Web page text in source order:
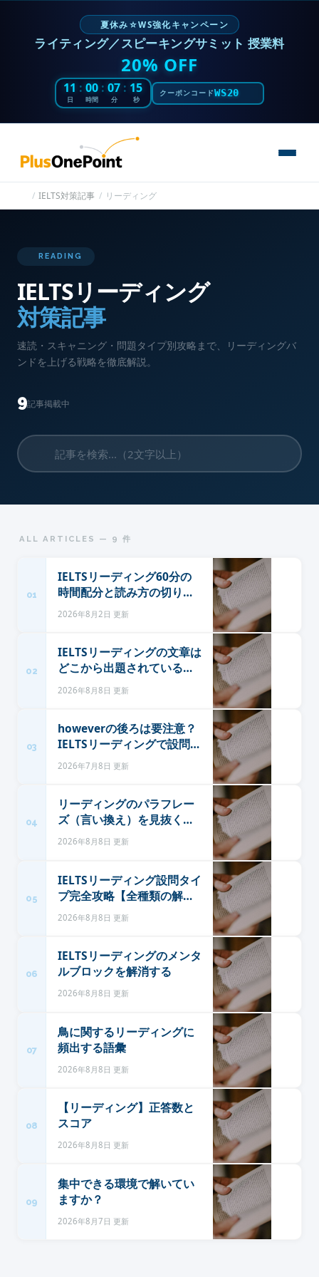
夏休み☆WS強化キャンペーン
ライティング／スピーキングサミット 授業料
20% OFF
11
日
: 00
時間
: 07
分
: 15
秒
クーポンコードWS20
IELTS対策記事 リーディング
READING
IELTSリーディング
対策記事
速読・スキャニング・問題タイプ別攻略まで、リーディングバ
ンドを上げる戦略を徹底解説。
9記事掲載中
ALL ARTICLES — 9 件
01
IELTSリーディング60分の
時間配分と読み方の切り替
え
2026年8月2日 更新
02
IELTSリーディングの文章は
どこから出題されているの
か：苦手ジャンルは
YouTubeで克服する
2026年8月8日 更新
03
howeverの後ろは要注意？
IELTSリーディングで設問化
されやすい論理マーカー
2026年7月8日 更新
04
リーディングのパラフレー
ズ（言い換え）を見抜く読
み方トレーニング
2026年8月8日 更新
05
IELTSリーディング設問タイ
プ完全攻略【全種類の解き
方を解説】
2026年8月8日 更新
06
IELTSリーディングのメンタ
ルブロックを解消する
2026年8月8日 更新
07
鳥に関するリーディングに
頻出する語彙
2026年8月8日 更新
08
【リーディング】正答数と
スコア
2026年8月8日 更新
09
集中できる環境で解いてい
ますか？
2026年8月7日 更新